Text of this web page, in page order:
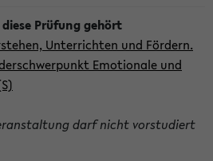
Unterrichten und Fördern.
Emotionale und
darf nicht vorstudiert